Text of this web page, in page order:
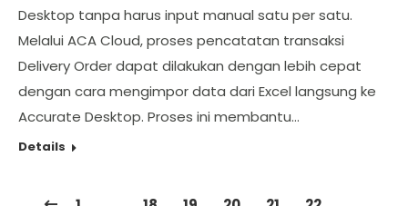
Desktop tanpa harus input manual satu per satu.
Melalui ACA Cloud, proses pencatatan transaksi
Delivery Order dapat dilakukan dengan lebih cepat
dengan cara mengimpor data dari Excel langsung ke
Accurate Desktop. Proses ini membantu…
Details